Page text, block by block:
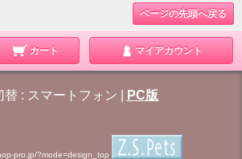
ページの先頭へ戻る
カート マイアカウント
替 : スマートフォン PC版
pro.jp/?mode=design_top